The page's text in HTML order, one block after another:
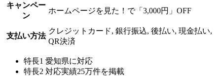
キャンペー
ン
ホームページを見た！で「3,000円」OFF
支払い方法
クレジットカード, 銀行振込, 後払い, 現金払い,
QR決済
特長1 愛知県に対応
特長2 対応実績25万件を掲載